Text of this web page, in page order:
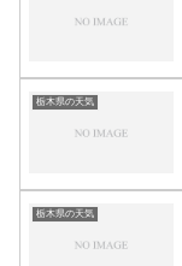
栃木県の天気
栃木県の天気